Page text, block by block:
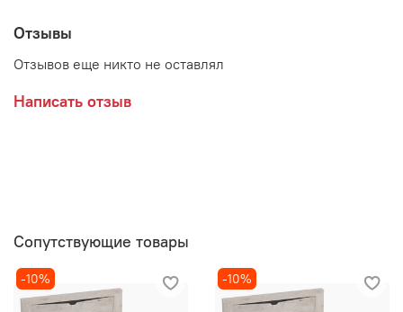
Отзывы
Отзывов еще никто не оставлял
Написать отзыв
Сопутствующие товары
-10% -10%